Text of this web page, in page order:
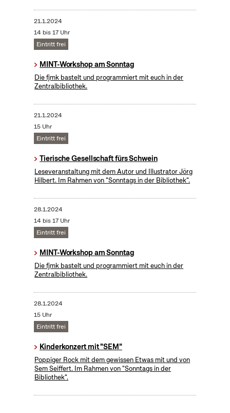
21.1.2024
14 bis 17 Uhr
Eintritt frei
MINT-Workshop am Sonntag
Die fjmk bastelt und programmiert mit euch in der
Zentralbibliothek.
21.1.2024
15 Uhr
Eintritt frei
Tierische Gesellschaft fürs Schwein
Leseveranstaltung mit dem Autor und Illustrator Jörg
Hilbert. Im Rahmen von "Sonntags in der Bibliothek".
28.1.2024
14 bis 17 Uhr
Eintritt frei
MINT-Workshop am Sonntag
Die fjmk bastelt und programmiert mit euch in der
Zentralbibliothek.
28.1.2024
15 Uhr
Eintritt frei
Kinderkonzert mit "SEM"
Poppiger Rock mit dem gewissen Etwas mit und von
Sem Seiffert. Im Rahmen von "Sonntags in der
Bibliothek".